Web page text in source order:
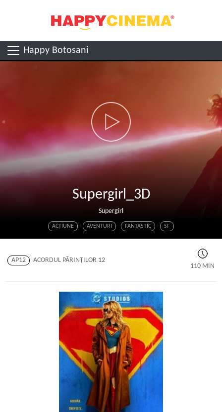
Happy Botosani
Supergirl_3D
Supergirl
ACŢIUNE AVENTURI FANTASTIC SF
AP12
ACORDUL PĂRINŢILOR 12
110 MIN